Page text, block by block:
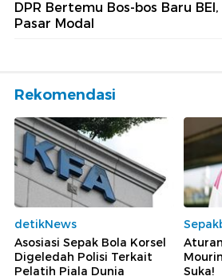
DPR Bertemu Bos-bos Baru
Pasar Modal
Rekomendasi
detikNews
Asosiasi Sepak Bola Korsel
Digeledah Polisi Terkait
Pelatih Piala Dunia
Suka!